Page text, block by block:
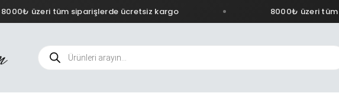
8000₺ üzeri tüm siparişlerde ücretsiz kargo 8000₺ üzeri tüm